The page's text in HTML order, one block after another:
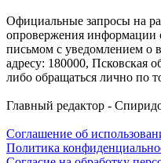
Официальные запросы на
опровержения информации
письмом с уведомлением о
адресу: 180000, Псковская
либо обращаться лично по
Главный редактор -
Соглашение об
Политика